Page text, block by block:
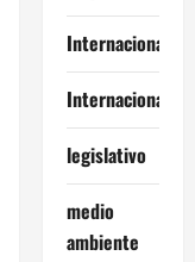
Internacional
Internacionales
legislativo
medio
ambiente